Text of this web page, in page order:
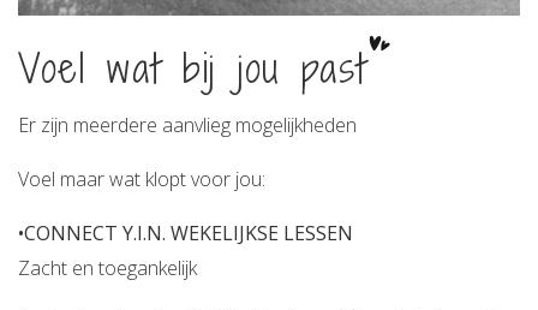
Voel wat bij jou past
Er zijn meerdere aanvlieg mogelijkheden
Voel maar wat klopt voor jou:
•CONNECT Y.I.N. WEKELIJKSE LESSEN
Zacht en toegankelijk